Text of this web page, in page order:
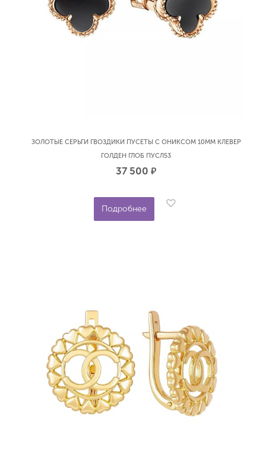
ЗОЛОТЫЕ СЕРЬГИ ГВОЗДИКИ ПУСЕТЫ С ОНИКСОМ 10ММ КЛЕВЕР
ГОЛДЕН ГЛОБ ПУСЛ53
37 500 р.
Подробнее